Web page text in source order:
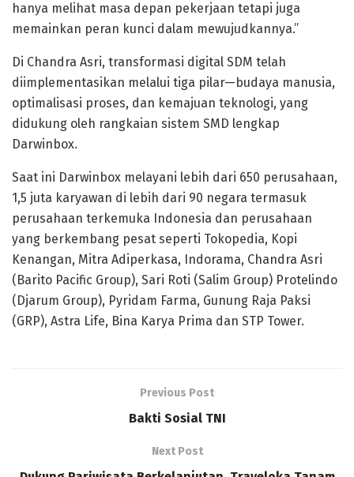
hanya melihat masa depan pekerjaan tetapi juga
memainkan peran kunci dalam mewujudkannya.”
Di Chandra Asri, transformasi digital SDM telah
diimplementasikan melalui tiga pilar—budaya manusia,
optimalisasi proses, dan kemajuan teknologi, yang
didukung oleh rangkaian sistem SMD lengkap
Darwinbox.
Saat ini Darwinbox melayani lebih dari 650 perusahaan,
1,5 juta karyawan di lebih dari 90 ​​negara termasuk
perusahaan terkemuka Indonesia dan perusahaan
yang berkembang pesat seperti Tokopedia, Kopi
Kenangan, Mitra Adiperkasa, Indorama, Chandra Asri
(Barito Pacific Group), Sari Roti (Salim Group) Protelindo
(Djarum Group), Pyridam Farma, Gunung Raja Paksi
(GRP), Astra Life, Bina Karya Prima dan STP Tower.
Previous Post
Bakti Sosial TNI
Next Post